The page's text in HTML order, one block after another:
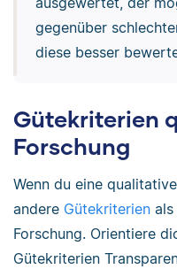
gegenüber
diese besser
Gütekriterien
Forschung
Wenn du eine
andere Gütekriterien
Forschung. Orientiere
Gütekriterien